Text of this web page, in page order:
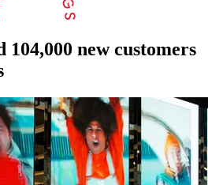
104,000 new customers